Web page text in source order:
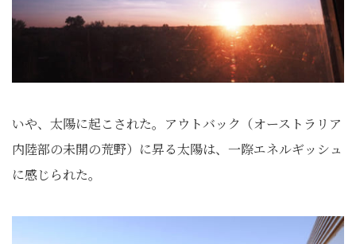
いや、太陽に起こされた。アウトバック（オーストラリア
内陸部の未開の荒野）に昇る太陽は、一際エネルギッシュ
に感じられた。